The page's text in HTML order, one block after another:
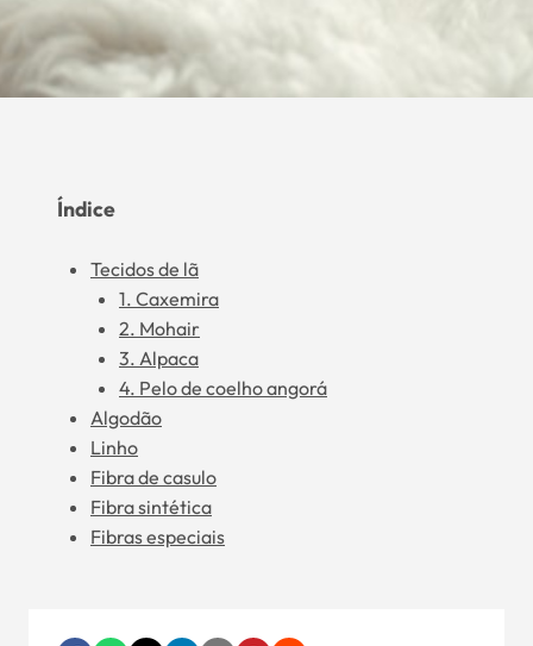
Índice
Tecidos de lã
1. Caxemira
2. Mohair
3. Alpaca
4. Pelo de coelho angorá
Algodão
Linho
Fibra de casulo
Fibra sintética
Fibras especiais